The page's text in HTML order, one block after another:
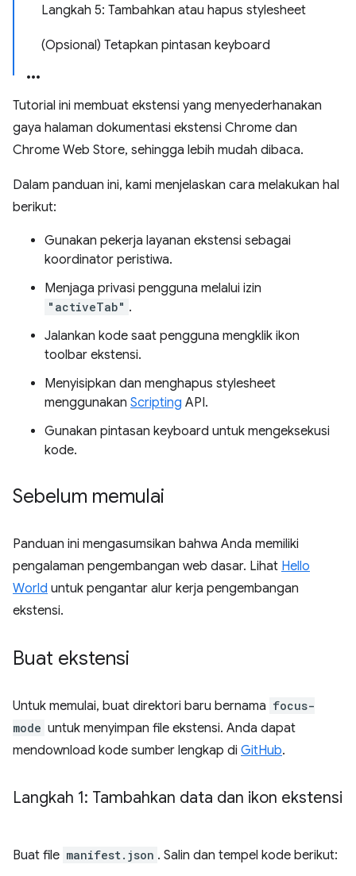
Langkah 5: Tambahkan atau hapus stylesheet
(Opsional) Tetapkan pintasan keyboard
Tutorial ini membuat ekstensi yang menyederhanakan
gaya halaman dokumentasi ekstensi Chrome dan
Chrome Web Store, sehingga lebih mudah dibaca.
Dalam panduan ini, kami menjelaskan cara melakukan hal
berikut:
Gunakan pekerja layanan ekstensi sebagai
koordinator peristiwa.
Menjaga privasi pengguna melalui izin
"activeTab" .
Jalankan kode saat pengguna mengklik ikon
toolbar ekstensi.
Menyisipkan dan menghapus stylesheet
menggunakan Scripting API.
Gunakan pintasan keyboard untuk mengeksekusi
kode.
Sebelum memulai
Panduan ini mengasumsikan bahwa Anda memiliki
pengalaman pengembangan web dasar. Lihat Hello
World untuk pengantar alur kerja pengembangan
ekstensi.
Buat ekstensi
Untuk memulai, buat direktori baru bernama focus-
mode untuk menyimpan file ekstensi. Anda dapat
mendownload kode sumber lengkap di GitHub.
Langkah 1: Tambahkan data dan ikon ekstensi
Buat file manifest.json . Salin dan tempel kode berikut: